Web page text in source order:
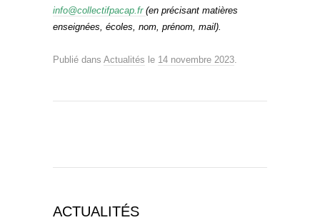
info@collectifpacap.fr (en précisant matières
enseignées, écoles, nom, prénom, mail).
Publié dans Actualités le 14 novembre 2023
ACTUALITÉS